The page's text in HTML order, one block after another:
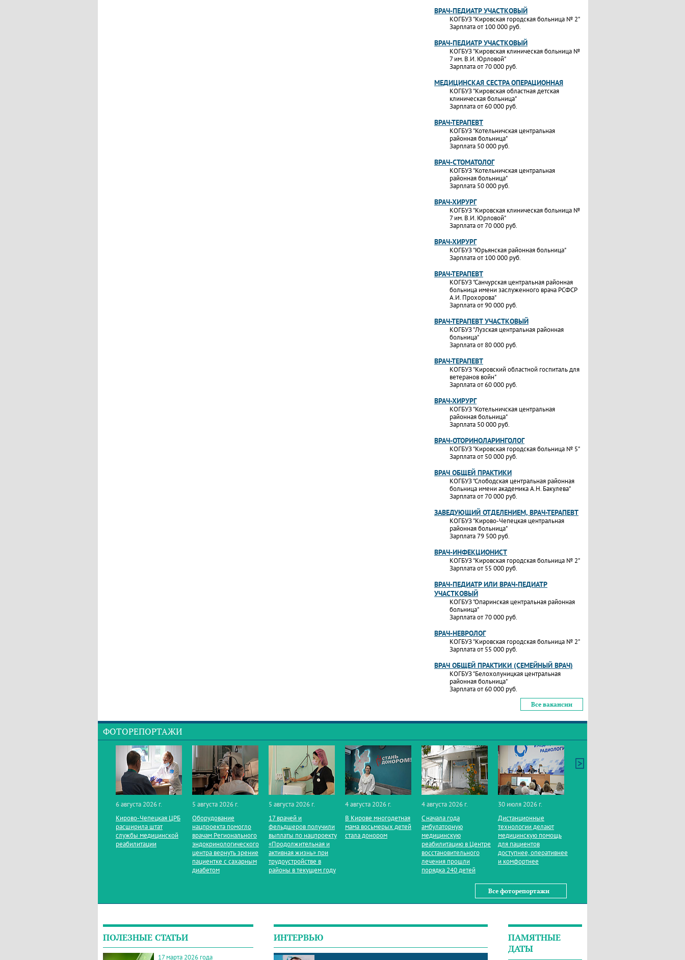
ВРАЧ-ПЕДИАТР УЧАСТКОВЫЙ
КОГБУЗ "Кировская городская больница № 2"
Зарплата от 100 000 руб.
ВРАЧ-ПЕДИАТР УЧАСТКОВЫЙ
КОГБУЗ "Кировская клиническая больница №
7 им. В.И. Юрловой"
Зарплата от 70 000 руб.
МЕДИЦИНСКАЯ СЕСТРА ОПЕРАЦИОННАЯ
КОГБУЗ "Кировская областная детская
клиническая больница"
Зарплата от 60 000 руб.
ВРАЧ-ТЕРАПЕВТ
КОГБУЗ "Котельничская центральная
районная больница"
Зарплата 50 000 руб.
ВРАЧ-СТОМАТОЛОГ
КОГБУЗ "Котельничская центральная
районная больница"
Зарплата 50 000 руб.
ВРАЧ-ХИРУРГ
КОГБУЗ "Кировская клиническая больница №
7 им. В.И. Юрловой"
Зарплата от 70 000 руб.
ВРАЧ-ХИРУРГ
КОГБУЗ "Юрьянская районная больница"
Зарплата от 100 000 руб.
ВРАЧ-ТЕРАПЕВТ
КОГБУЗ "Санчурская центральная районная
больница имени заслуженного врача РСФСР
А.И. Прохорова"
Зарплата от 90 000 руб.
ВРАЧ-ТЕРАПЕВТ УЧАСТКОВЫЙ
КОГБУЗ "Лузская центральная районная
больница"
Зарплата от 80 000 руб.
ВРАЧ-ТЕРАПЕВТ
КОГБУЗ "Кировский областной госпиталь для
ветеранов войн"
Зарплата от 60 000 руб.
ВРАЧ-ХИРУРГ
КОГБУЗ "Котельничская центральная
районная больница"
Зарплата 50 000 руб.
ВРАЧ-ОТОРИНОЛАРИНГОЛОГ
КОГБУЗ "Кировская городская больница № 5"
Зарплата от 50 000 руб.
ВРАЧ ОБЩЕЙ ПРАКТИКИ
КОГБУЗ "Слободская центральная районная
больница имени академика А.Н. Бакулева"
Зарплата от 70 000 руб.
ЗАВЕДУЮЩИЙ ОТДЕЛЕНИЕМ, ВРАЧ-ТЕРАПЕВТ
КОГБУЗ "Кирово-Чепецкая центральная
районная больница"
Зарплата 79 500 руб.
ВРАЧ-ИНФЕКЦИОНИСТ
КОГБУЗ "Кировская городская больница № 2"
Зарплата от 55 000 руб.
ВРАЧ-ПЕДИАТР ИЛИ ВРАЧ-ПЕДИАТР
УЧАСТКОВЫЙ
КОГБУЗ "Опаринская центральная районная
больница"
Зарплата от 70 000 руб.
ВРАЧ-НЕВРОЛОГ
КОГБУЗ "Кировская городская больница № 2"
Зарплата от 55 000 руб.
ВРАЧ ОБЩЕЙ ПРАКТИКИ (СЕМЕЙНЫЙ ВРАЧ)
КОГБУЗ "Белохолуницкая центральная
районная больница"
Зарплата от 60 000 руб.
Все вакансии
ФОТОРЕПОРТАЖИ
6 августа 2026 г.
Кирово‑Чепецкая ЦРБ
расширила штат
службы медицинской
реабилитации
5 августа 2026 г.
Оборудование
нацпроекта помогло
врачам Регионального
эндокринологического
центра вернуть зрение
пациентке с сахарным
диабетом
5 августа 2026 г.
17 врачей и
фельдшеров получили
выплаты по нацпроекту
«Продолжительная и
активная жизнь» при
трудоустройстве в
районы в текущем году
4 августа 2026 г.
В Кирове многодетная
мама восьмерых детей
стала донором
4 августа 2026 г.
С начала года
амбулаторную
медицинскую
реабилитацию в Центре
восстановительного
лечения прошли
порядка 240 детей
30 июля 2026 г.
Дистанционные
технологии делают
медицинскую помощь
для пациентов
доступнее, оперативнее
и комфортнее
Все фоторепортажи
ПОЛЕЗНЫЕ СТАТЬИ
17 марта 2026 года
ИНТЕРВЬЮ
ПАМЯТНЫЕ
ДАТЫ